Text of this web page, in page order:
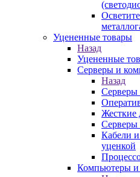
Уцененные товары
Назад
Уцененные
Серверы и
Назад
Серверы
Жесткие
Серверы
Кабели
уценкой
Компьютеры и